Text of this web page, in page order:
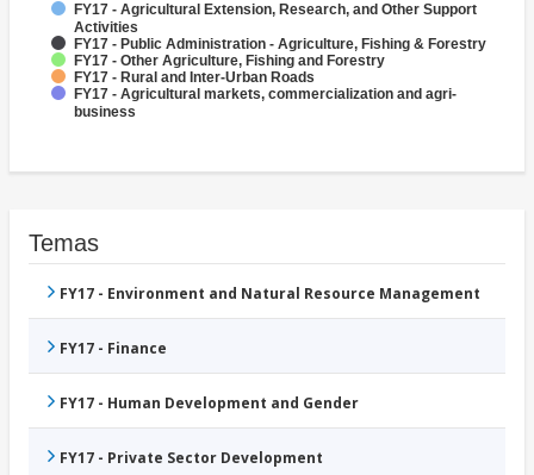
FY17 - Agricultural Extension, Research, and Other Support
Activities
FY17 - Public Administration - Agriculture, Fishing & Forestry
FY17 - Other Agriculture, Fishing and Forestry
FY17 - Rural and Inter-Urban Roads
FY17 - Agricultural markets, commercialization and agri-
business
Temas
FY17 - Environment and Natural Resource Management
FY17 - Finance
FY17 - Human Development and Gender
FY17 - Private Sector Development